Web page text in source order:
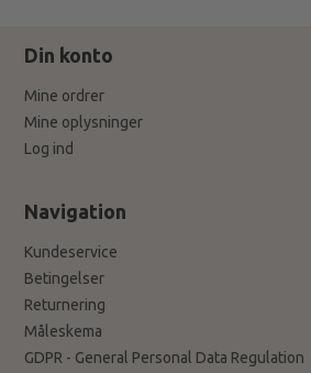
Din konto
Mine ordrer
Mine oplysninger
Log ind
Navigation
Kundeservice
Betingelser
Returnering
Måleskema
GDPR - General Personal Data Regulation